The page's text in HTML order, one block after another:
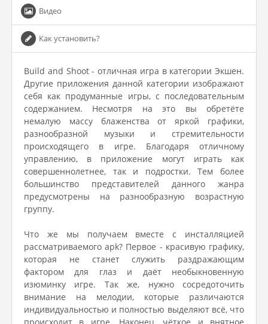
Видео
Как установить?
Build and Shoot - отличная игра в категории Экшен.
Другие приложения данной категории изображают
себя как продуманные игры, с последовательным
содержанием. Несмотря на это вы обретёте
немалую массу блаженства от яркой графики,
разнообразной музыки и стремительности
происходящего в игре. Благодаря отличному
управлению, в приложение могут играть как
совершеннолетнее, так и подростки. Тем более
большинство представителей данного жанра
предусмотрены на разнообразную возрастную
группу.
Что же мы получаем вместе с инсталляцией
рассматриваемого apk? Первое - красивую графику,
которая не станет служить раздражающим
фактором для глаз и даёт необыкновенную
изюминку игре. Так же, нужно сосредоточить
внимание на мелодии, которые различаются
индивидуальностью и полностью выделяют всё, что